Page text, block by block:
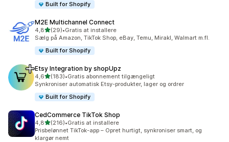
Built for Shopify
M2E Multichannel Connect
4,8ud af 5 stjerner
(29)
29 anmeldelser i alt
•Gratis at installere
Sælg på Amazon, TikTok Shop, eBay, Temu, Mirakl, Walmart m.fl.
Built for Shopify
Etsy Integration by shopUpz
4,6ud af 5 stjerner
(183)
183 anmeldelser i alt
•Gratis abonnement tilgængeligt
Synkroniser automatisk Etsy-produkter, lager og ordrer
Built for Shopify
CedCommerce TikTok Shop
4,8ud af 5 stjerner
(216)
216 anmeldelser i alt
•Gratis at installere
Prisbelønnet TikTok-app – Opret hurtigt, synkroniser smart, og
klargør nemt